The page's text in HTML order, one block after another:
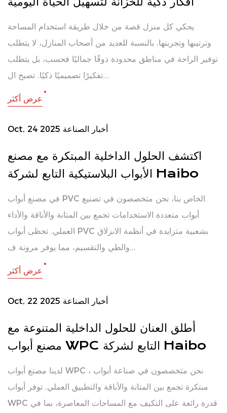
يحكي كل منزل قصة من خلال طريقة استخدام المساحة
وترتيبها وتجربتها. بالنسبة للعديد من أصحاب المنازل، لا يتطلب
توفير الراحة في مناطق محدودة ذوقًا جماليًا فحسب، بل يتطلب
تفكيرًا تصميميًا ذكيًا. تصبح ال...
عرض أكثر
Oct, 24 2025 أخبار الصناعة
اكتشف الحلول الداخلية المبتكرة مع مصنع
الأبواب البلاستيكية التابع لشركة Haibo
في مصنع أبواب PVC الخاص بنا، نحن متخصصون في تصنيع
أبواب متعددة الاستخدامات تجمع بين المتانة والأناقة والأداء
العملي. تحظى أبواب PVC بشعبية متزايدة في أنظمة الانزلاق
والطي والتقسيم، مما يوفر مرونة ف...
عرض أكثر
Oct, 22 2025 أخبار الصناعة
أطلق العنان للحلول الداخلية المتنوعة مع
مصنع أبواب WPC التابع لشركة Haibo
لدينا مصنع أبواب WPC ، نحن متخصصون في صناعة أبواب
مبتكرة تجمع بين المتانة والأناقة والتطبيق العملي. توفر أبواب
WPC قدرة رائعة على التكيف مع المساحات المعاصرة، بما في